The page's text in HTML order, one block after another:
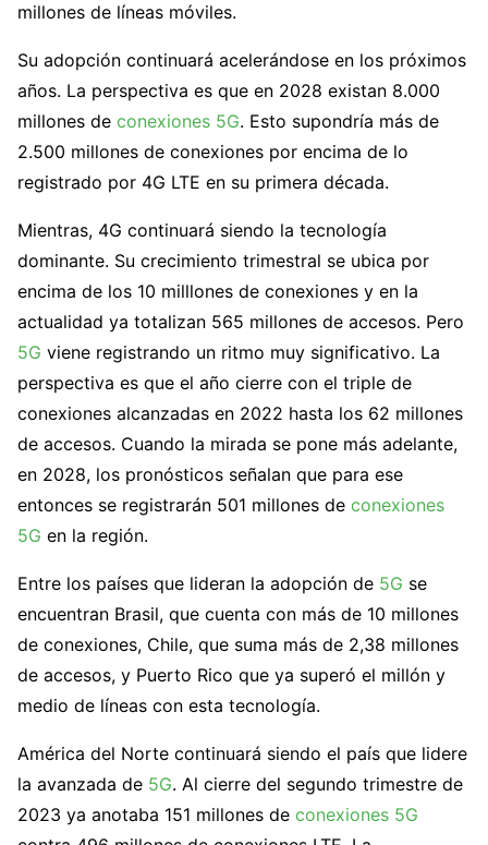
millones de líneas móviles.
Su adopción continuará acelerándose en los próximos
años. La perspectiva es que en 2028 existan 8.000
millones de conexiones 5G. Esto supondría más de
2.500 millones de conexiones por encima de lo
registrado por 4G LTE en su primera década.
Mientras, 4G continuará siendo la tecnología
dominante. Su crecimiento trimestral se ubica por
encima de los 10 milllones de conexiones y en la
actualidad ya totalizan 565 millones de accesos. Pero
5G viene registrando un ritmo muy significativo. La
perspectiva es que el año cierre con el triple de
conexiones alcanzadas en 2022 hasta los 62 millones
de accesos. Cuando la mirada se pone más adelante,
en 2028, los pronósticos señalan que para ese
entonces se registrarán 501 millones de conexiones
5G en la región.
Entre los países que lideran la adopción de 5G se
encuentran Brasil, que cuenta con más de 10 millones
de conexiones, Chile, que suma más de 2,38 millones
de accesos, y Puerto Rico que ya superó el millón y
medio de líneas con esta tecnología.
América del Norte continuará siendo el país que lidere
la avanzada de 5G. Al cierre del segundo trimestre de
2023 ya anotaba 151 millones de conexiones 5G